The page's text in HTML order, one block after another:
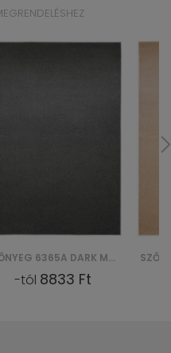
SZŐNYEG 6365A DARK MONO GNJ - SZARY
-tól 8833 Ft